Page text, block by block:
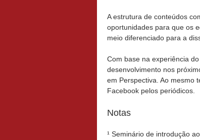
A estrutura de conteúdos
oportunidades para que os
meio diferenciado para a
Com base na experiência
desenvolvimento nos
em Perspectiva. Ao mesmo
Facebook pelos periódicos.
Notas
¹ Seminário de introdução